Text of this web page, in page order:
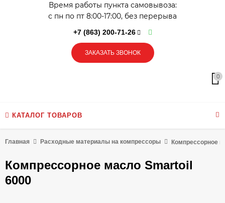
Время работы пункта самовывоза:
с пн по пт 8:00-17:00, без перерыва
+7 (863) 200-71-26
ЗАКАЗАТЬ ЗВОНОК
0
КАТАЛОГ ТОВАРОВ
Главная Расходные материалы на компрессоры Компрессорное
Компрессорное масло Smartoil
6000